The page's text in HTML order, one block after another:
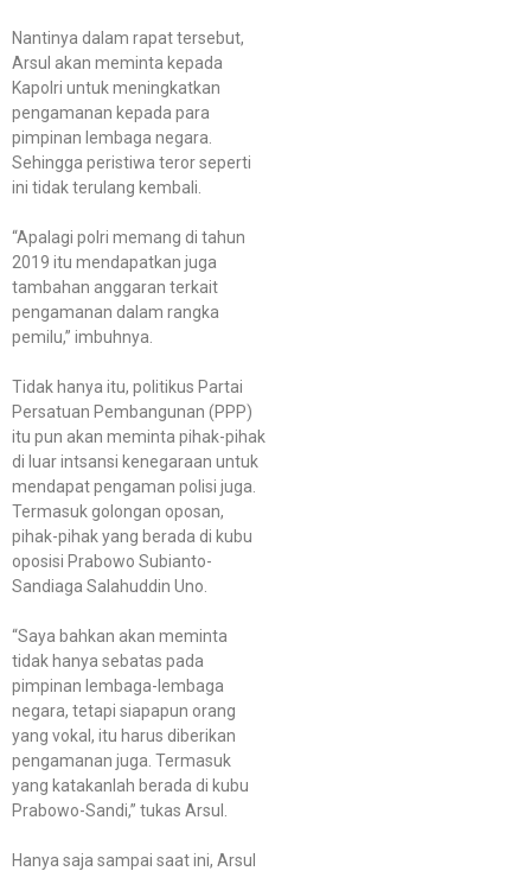
Nantinya dalam rapat tersebut,
Arsul akan meminta kepada
Kapolri untuk meningkatkan
pengamanan kepada para
pimpinan lembaga negara.
Sehingga peristiwa teror seperti
ini tidak terulang kembali.
“Apalagi polri memang di tahun
2019 itu mendapatkan juga
tambahan anggaran terkait
pengamanan dalam rangka
pemilu,” imbuhnya.
Tidak hanya itu, politikus Partai
Persatuan Pembangunan (PPP)
itu pun akan meminta pihak-pihak
di luar intsansi kenegaraan untuk
mendapat pengaman polisi juga.
Termasuk golongan oposan,
pihak-pihak yang berada di kubu
oposisi Prabowo Subianto-
Sandiaga Salahuddin Uno.
“Saya bahkan akan meminta
tidak hanya sebatas pada
pimpinan lembaga-lembaga
negara, tetapi siapapun orang
yang vokal, itu harus diberikan
pengamanan juga. Termasuk
yang katakanlah berada di kubu
Prabowo-Sandi,” tukas Arsul.
Hanya saja sampai saat ini, Arsul